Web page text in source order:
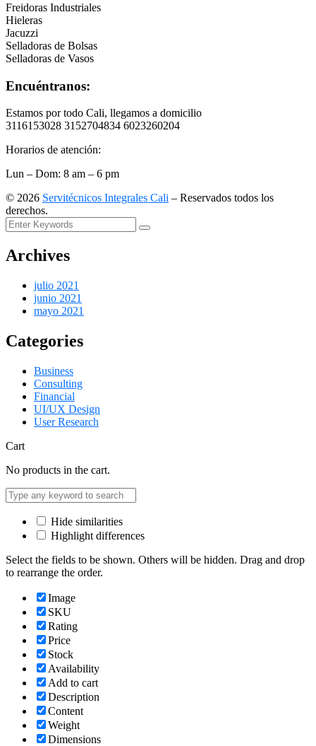
Freidoras Industriales
Hieleras
Jacuzzi
Selladoras de Bolsas
Selladoras de Vasos
Encuéntranos:
Estamos por todo Cali, llegamos a domicilio
3116153028 3152704834 6023260204
Horarios de atención:
Lun – Dom: 8 am – 6 pm
© 2026 Servitécnicos Integrales Cali – Reservados todos los
derechos.
Archives
julio 2021
junio 2021
mayo 2021
Categories
Business
Consulting
Financial
UI/UX Design
User Research
Cart
No products in the cart.
Hide similarities
Highlight differences
Select the fields to be shown. Others will be hidden. Drag and drop
to rearrange the order.
Image
SKU
Rating
Price
Stock
Availability
Add to cart
Description
Content
Weight
Dimensions